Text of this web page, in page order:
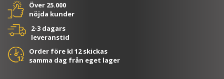
Över 25.000
nöjda kunder
2-3 dagars
leveranstid
Order före kl 12 skickas
samma dag från eget lager